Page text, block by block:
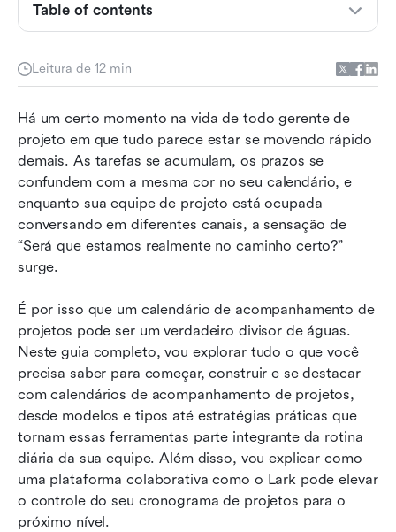
Leitura de 12 min
Há um certo momento na vida de todo gerente de
projeto em que tudo parece estar se movendo rápido
demais. As tarefas se acumulam, os prazos se
confundem com a mesma cor no seu calendário, e
enquanto sua equipe de projeto está ocupada
conversando em diferentes canais, a sensação de
“Será que estamos realmente no caminho certo?”
surge.
É por isso que um calendário de acompanhamento de
projetos pode ser um verdadeiro divisor de águas.
Neste guia completo, vou explorar tudo o que você
precisa saber para começar, construir e se destacar
com calendários de acompanhamento de projetos,
desde modelos e tipos até estratégias práticas que
tornam essas ferramentas parte integrante da rotina
diária da sua equipe. Além disso, vou explicar como
uma plataforma colaborativa como o Lark pode elevar
o controle do seu cronograma de projetos para o
próximo nível.
Table of contents
4. Calendário de Tarefas de Trabalho
5. Modelo de Cronograma do Projeto
Eleve seu calendário de acompanhamento de
projetos com Lark
Conclusão: Assuma o controle com o
calendário de acompanhamento de projetos
adequado